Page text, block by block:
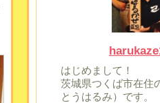
はじめまして！
茨城県つくば市在住
とうはるみ）です。